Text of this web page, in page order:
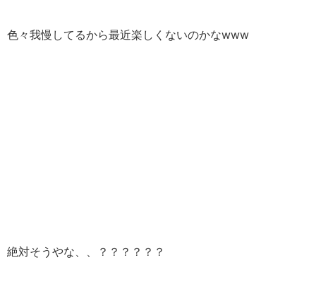
色々我慢してるから最近楽しくないのかなwww
絶対そうやな、、？？？？？？